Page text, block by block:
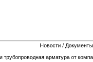
Новости / Документы
арматура от